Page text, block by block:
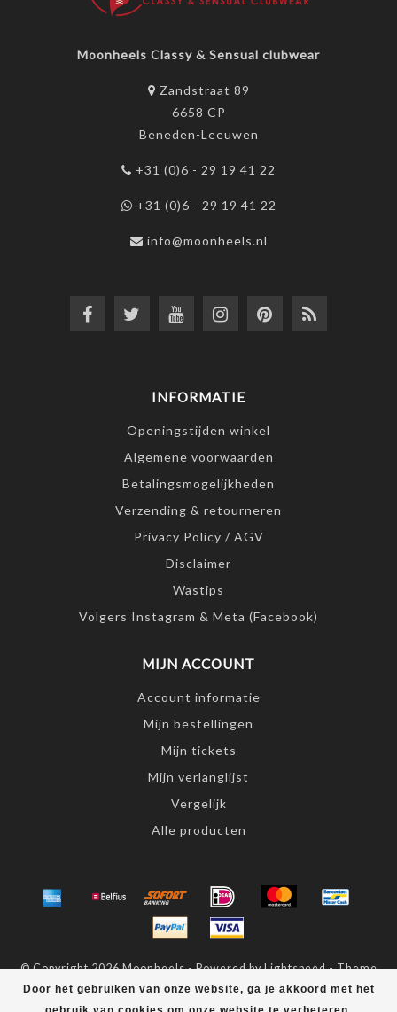
Door het gebruiken van onze website, ga je akkoord met het
Moonheels Classy & Sensual clubwear
Zandstraat 89
6658 CP
Beneden-Leeuwen
+31 (0)6 - 29 19 41 22
+31 (0)6 - 29 19 41 22
info@moonheels.nl
INFORMATIE
Openingstijden winkel
Algemene voorwaarden
Betalingsmogelijkheden
Verzending & retourneren
Privacy Policy / AGV
Disclaimer
Wastips
Volgers Instagram & Meta (Facebook)
MIJN ACCOUNT
Account informatie
Mijn bestellingen
Mijn tickets
Mijn verlanglijst
Vergelijk
Alle producten
© Copyright 2026 Moonheels - Powered byLightspeed- Theme
byDyvelopment